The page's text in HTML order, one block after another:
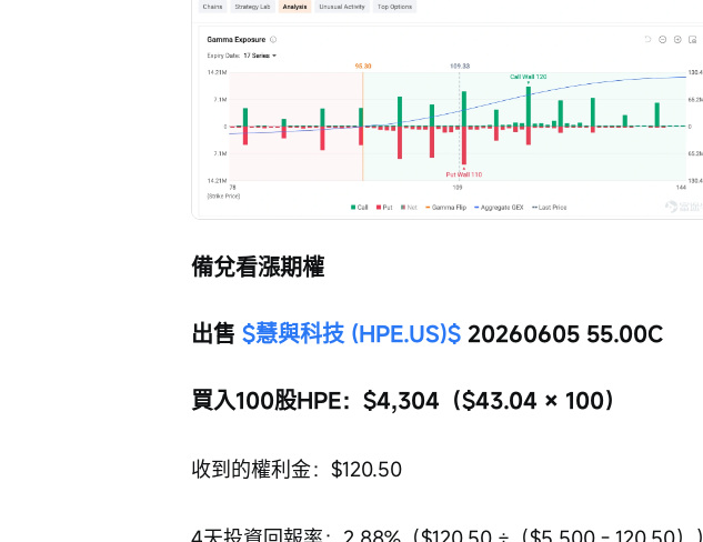
備兌看漲期權
出售 $慧與科技 (HPE.US)$ 20260605 55.00C
買入100股HPE：$4,304（$43.04 × 100）
收到的權利金：$120.50